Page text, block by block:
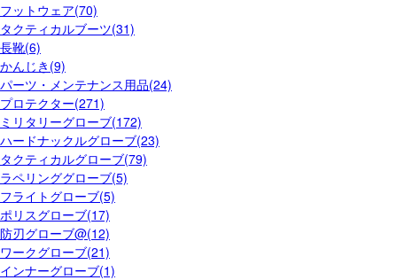
フットウェア(70)
タクティカルブーツ(31)
長靴(6)
かんじき(9)
パーツ・メンテナンス用品(24)
プロテクター(271)
ミリタリーグローブ(172)
ハードナックルグローブ(23)
タクティカルグローブ(79)
ラペリンググローブ(5)
フライトグローブ(5)
ポリスグローブ(17)
防刃グローブ@(12)
ワークグローブ(21)
インナーグローブ(1)